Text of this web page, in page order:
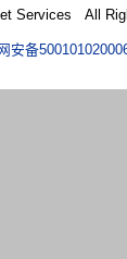
Services All
安备